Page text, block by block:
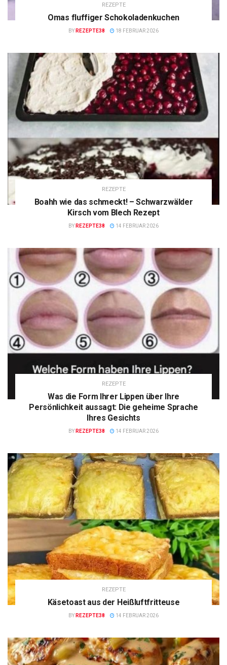
REZEPTE
Omas fluffiger Schokoladenkuchen
BY REZEPTE38 18 FEBRUAR 2026
REZEPTE
Boahh wie das schmeckt! – Schwarzwälder
Kirsch vom Blech Rezept
BY REZEPTE38 14 FEBRUAR 2026
REZEPTE
Was die Form Ihrer Lippen über Ihre
Persönlichkeit aussagt: Die geheime Sprache
Ihres Gesichts
BY REZEPTE38 14 FEBRUAR 2026
REZEPTE
Käsetoast aus der Heißluftfritteuse
BY REZEPTE38 14 FEBRUAR 2026